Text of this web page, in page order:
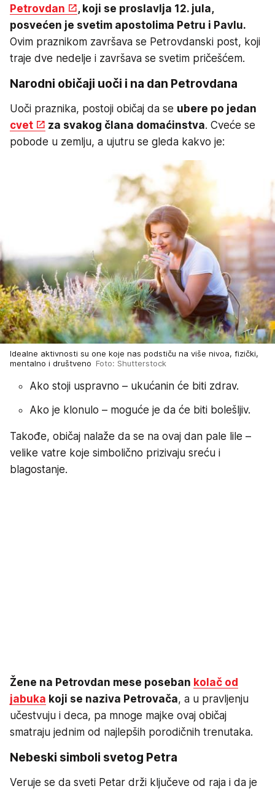
Petrovdan
, koji se proslavlja 12. jula,
posvećen je svetim apostolima Petru i Pavlu.
Ovim praznikom završava se Petrovdanski post, koji
traje dve nedelje i završava se svetim pričešćem.
Narodni običaji uoči i na dan Petrovdana
Uoči praznika, postoji običaj da se ubere po jedan
cvet
za svakog člana domaćinstva. Cveće se
pobode u zemlju, a ujutru se gleda kakvo je:
Idealne aktivnosti su one koje nas podstiču na više nivoa, fizički,
mentalno i društveno Foto: Shutterstock
Ako stoji uspravno – ukućanin će biti zdrav.
Ako je klonulo – moguće je da će biti bolešljiv.
Takođe, običaj nalaže da se na ovaj dan pale lile –
velike vatre koje simbolično prizivaju sreću i
blagostanje.
Žene na Petrovdan mese poseban kolač od
jabuka koji se naziva Petrovača, a u pravljenju
učestvuju i deca, pa mnoge majke ovaj običaj
smatraju jednim od najlepših porodičnih trenutaka.
Nebeski simboli svetog Petra
Veruje se da sveti Petar drži ključeve od raja i da je